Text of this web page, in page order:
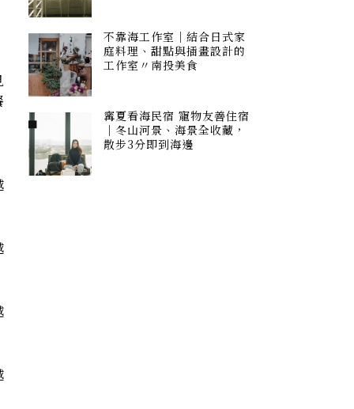
不靠海工作室｜結合日式家
庭料理、甜點與插畫設計的
工作室〃南投美食
寗夏看海民宿 寵物友善住宿
｜冬山河景、海景全收藏，
散步3分即到海邊